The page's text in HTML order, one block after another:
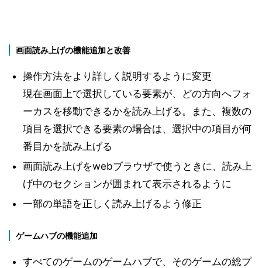
画面読み上げの機能追加と改善
操作方法をより詳しく説明するように変更
現在画面上で選択している要素が、どの方向へフォ
ーカスを移動できるかを読み上げる。また、複数の
項目を選択できる要素の場合は、選択中の項目が何
番目かを読み上げる
画面読み上げをwebブラウザで使うときに、読み上
げ中のセクションが囲まれて表示されるように
一部の単語を正しく読み上げるよう修正
ゲームハブの機能追加
すべてのゲームのゲームハブで、そのゲームの総プ